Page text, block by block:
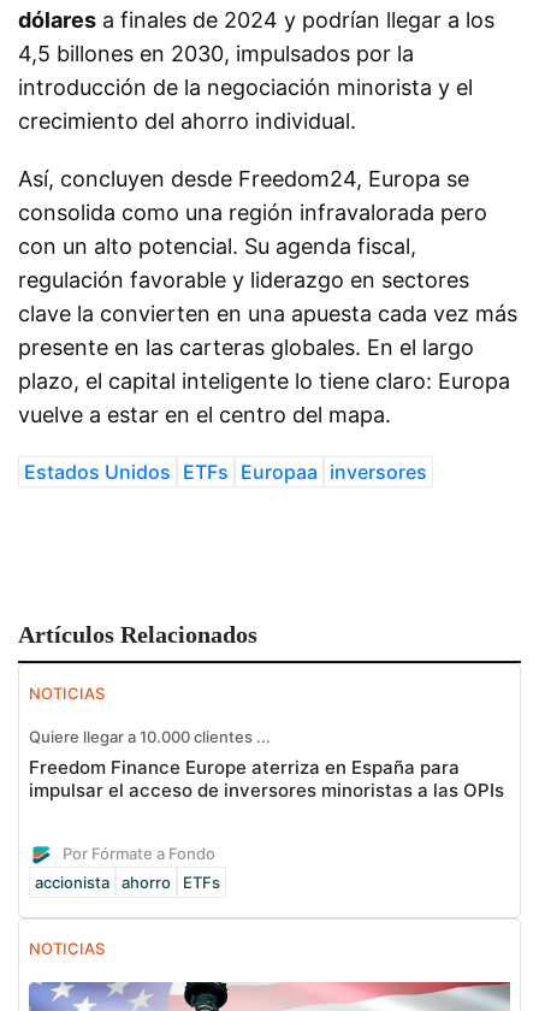
dólares a finales de 2024 y podrían llegar a los
4,5 billones en 2030, impulsados por la
introducción de la negociación minorista y el
crecimiento del ahorro individual.
Así, concluyen desde Freedom24, Europa se
consolida como una región infravalorada pero
con un alto potencial. Su agenda fiscal,
regulación favorable y liderazgo en sectores
clave la convierten en una apuesta cada vez más
presente en las carteras globales. En el largo
plazo, el capital inteligente lo tiene claro: Europa
vuelve a estar en el centro del mapa.
Estados Unidos ETFs Europaa inversores
Artículos Relacionados
NOTICIAS
Quiere llegar a 10.000 clientes ...
Freedom Finance Europe aterriza en España para
impulsar el acceso de inversores minoristas a las OPIs
Por Fórmate a Fondo
accionista
ahorro ETFs
NOTICIAS